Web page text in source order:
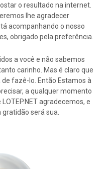
o resultado na internet.
lhe agradecer
acompanhando o nosso
obrigado pela preferência.
a você e não sabemos
carinho. Mas é claro que
fazê-lo. Então Estamos à
a qualquer momento
agradecemos, e
será sua.